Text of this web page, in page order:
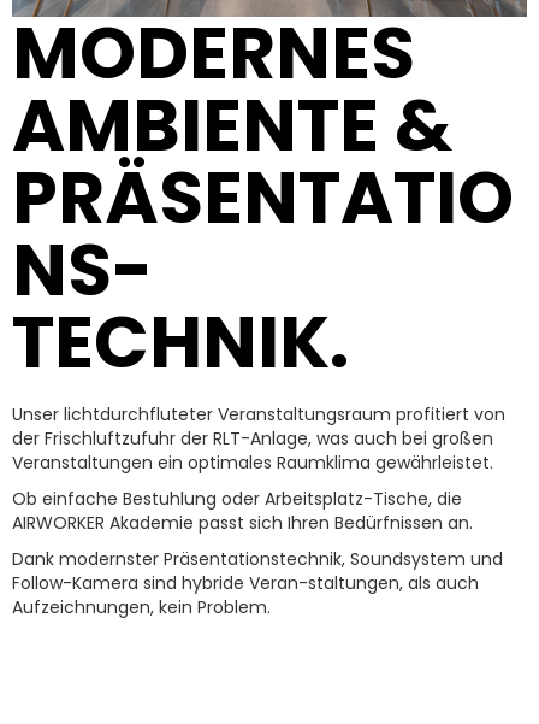
MODERNES
AMBIENTE &
PRÄSENTATIO
NS-
TECHNIK.
Unser lichtdurchfluteter Veranstaltungsraum profitiert von
der Frischluftzufuhr der RLT-Anlage, was auch bei großen
Veranstaltungen ein optimales Raumklima gewährleistet.
Ob einfache Bestuhlung oder Arbeitsplatz-Tische, die
AIRWORKER Akademie passt sich Ihren Bedürfnissen an.
Dank modernster Präsentationstechnik, Soundsystem und
Follow-Kamera sind hybride Veran-staltungen, als auch
Aufzeichnungen, kein Problem.